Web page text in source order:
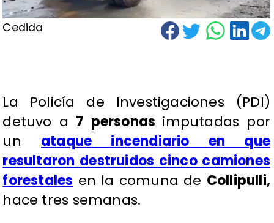
Cedida
La Policía de Investigaciones (PDI)
detuvo a 7 personas imputadas por
un ataque incendiario en que
resultaron destruidos cinco camiones
forestales en la comuna de Collipulli,
hace tres semanas.